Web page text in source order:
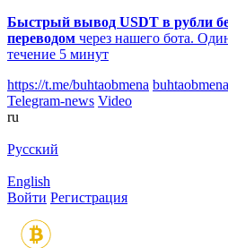
Быстрый вывод USDT в рубли
переводом через нашего бота.
течение 5 минут
https://t.me/buhtaobmena
Telegram-news Video
ru
Русский
English
Войти Регистрация